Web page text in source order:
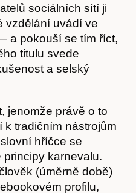
sociálních sítí ji
vzdělání uvádí ve
a pokouší se tím říct,
titulu svede
a selský
jenomže právě o to
k tradičním nástrojům
hříčce se
karnevalu.
(úměrně době)
profilu,